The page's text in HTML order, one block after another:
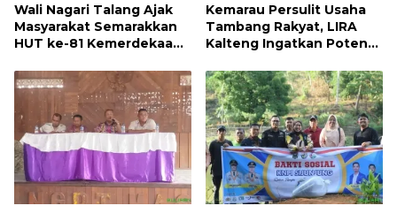
Wali Nagari Talang Ajak
Masyarakat Semarakkan
HUT ke-81 Kemerdekaan
Bendera Merah Putih
Kemarau Persulit Usaha
Tambang Rakyat, LIRA
Kalteng Ingatkan Potensi
Hidup